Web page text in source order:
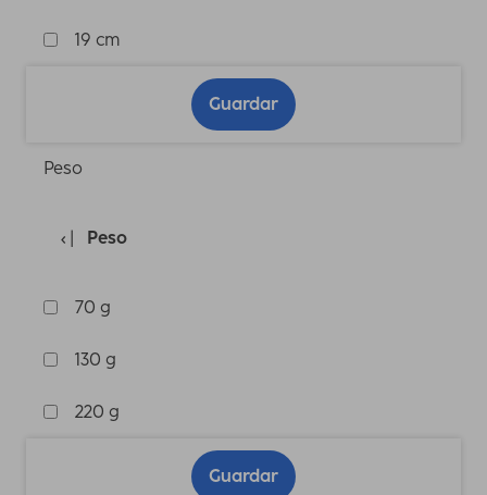
19 cm
Guardar
Peso
Peso
70 g
130 g
220 g
Guardar